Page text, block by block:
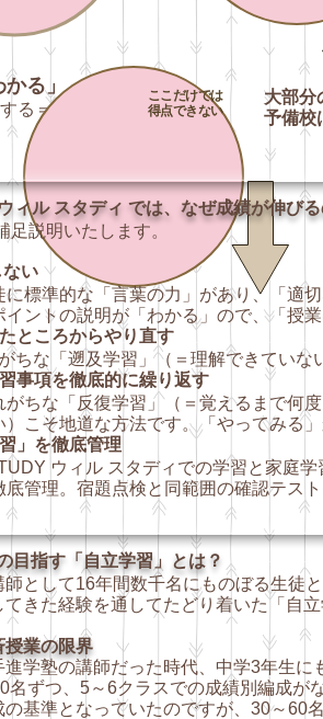
かる」
る＝g
大部分
予備校
ここだけでは
得点できない
ィル スタディ では、なぜ成績が伸び
説明いたします。
ない
な「言葉の力」があり、「適切な
の説明が「わかる」ので、「授業は
ところからやり直す
遡及学習」（＝理解できていない
事項を徹底的に繰り返す
「反復学習」（＝覚えるまで何度
）こそ地道な方法です。「やってみる
」を徹底管理
ィル スタディでの学習と家庭学習
理。 宿題点検と同範囲の確認テス
目指す「自立学習」とは？
として16年間数千名にものぼる生徒
きた経験を通してたどり着いた「自
業の限界
学塾の講師だった時代、中学3年生に
名ずつ、5～6クラスでの成績別編成が
の基準となっていたのですが、30～60